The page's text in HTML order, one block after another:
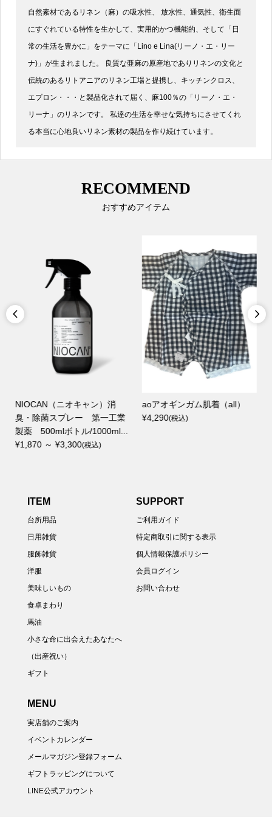
自然素材であるリネン（麻）の吸水性、 放水性、通気性、衛生面
にすぐれている特性を生かして、実用的かつ機能的、そして「日
常の生活を豊かに」をテーマに「Lino e Lina(リーノ・エ・リー
ナ)」が生まれました。 良質な亜麻の原産地でありリネンの文化と
伝統のあるリトアニアのリネン工場と提携し、キッチンクロス、
エプロン・・・と製品化されて届く、麻100％の「リーノ・エ・
リーナ」のリネンです。 私達の生活を幸せな気持ちにさせてくれ
る本当に心地良いリネン素材の製品を作り続けています。
RECOMMEND
おすすめアイテム

NIOCAN（ニオキャン）消
臭・除菌スプレー 第一工業
製薬 500mlボトル/1000ml...
¥1,870 ～ ¥3,300(税込)
aoアオギンガム肌着（all）
¥4,290(税込)

ITEM
台所用品
日用雑貨
服飾雑貨
洋服
美味しいもの
食卓まわり
馬油
小さな命に出会えたあなたへ
（出産祝い）
ギフト
SUPPORT
ご利用ガイド
特定商取引に関する表示
個人情報保護ポリシー
会員ログイン
お問い合わせ
MENU
実店舗のご案内
イベントカレンダー
メールマガジン登録フォーム
ギフトラッピングについて
LINE公式アカウント